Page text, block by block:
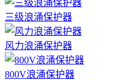
三级浪涌保护器
风力浪涌保护器
800V浪涌保护器